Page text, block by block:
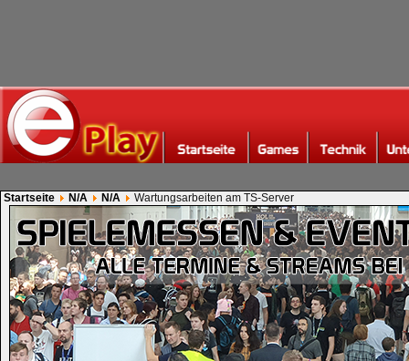
Startseite N/A N/A Wartungsarbeiten am TS-Server